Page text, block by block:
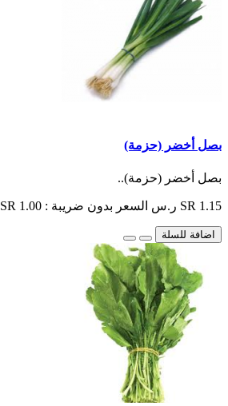
بصل أخضر (حزمة)
بصل أخضر (حزمة)..
SR 1.15 ر.س السعر بدون ضريبة : SR 1.00 ر.س
اضافة للسلة